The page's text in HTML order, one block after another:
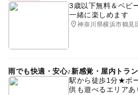
3歳以下無料＆ベビ
一緒に楽しめます
神奈川県横浜市鶴見
雨でも快適・安心♪新感覚・屋内トラ
駅から徒歩1分★ボ
供も遊べるエリアあ